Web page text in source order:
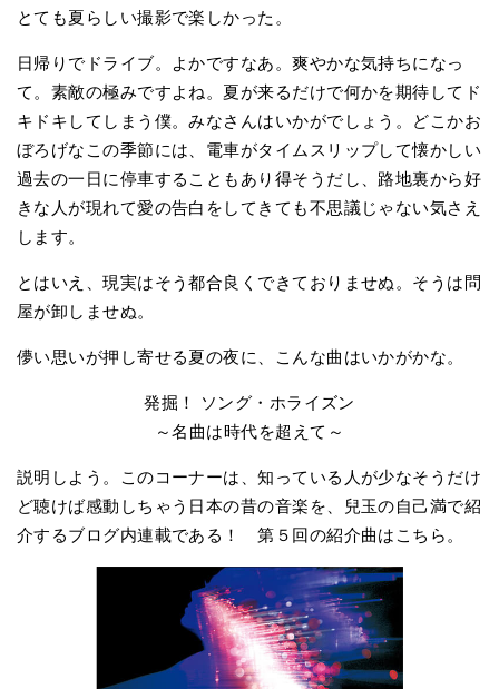
とても夏らしい撮影で楽しかった。
日帰りでドライブ。よかですなあ。爽やかな気持ちになっ
て。素敵の極みですよね。夏が来るだけで何かを期待してド
キドキしてしまう僕。みなさんはいかがでしょう。どこかお
ぼろげなこの季節には、電車がタイムスリップして懐かしい
過去の一日に停車することもあり得そうだし、路地裏から好
きな人が現れて愛の告白をしてきても不思議じゃない気さえ
します。
とはいえ、現実はそう都合良くできておりませぬ。そうは問
屋が卸しませぬ。
儚い思いが押し寄せる夏の夜に、こんな曲はいかがかな。
発掘！ ソング・ホライズン
～名曲は時代を超えて～
説明しよう。このコーナーは、知っている人が少なそうだけ
ど聴けば感動しちゃう日本の昔の音楽を、兒玉の自己満で紹
介するブログ内連載である！ 第５回の紹介曲はこちら。